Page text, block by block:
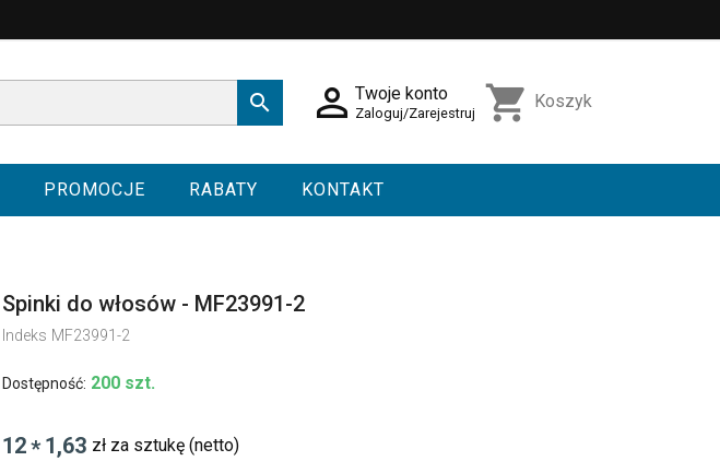
  Twoje konto
Zaloguj/Zarejestruj shopping_cart Koszyk
PROMOCJE RABATY KONTAKT
Spinki do włosów - MF23991-2
Indeks MF23991-2
Dostępność: 200 szt.
12* 1,63 zł za sztukę (netto)